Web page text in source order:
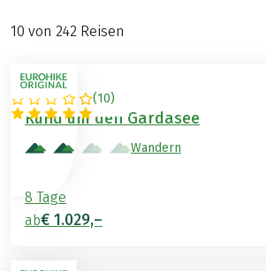
10 von 242 Reisen
(10)
ITALIEN
Rund um den Gardasee
Wandern
8 Tage
ab€ 1.029,–